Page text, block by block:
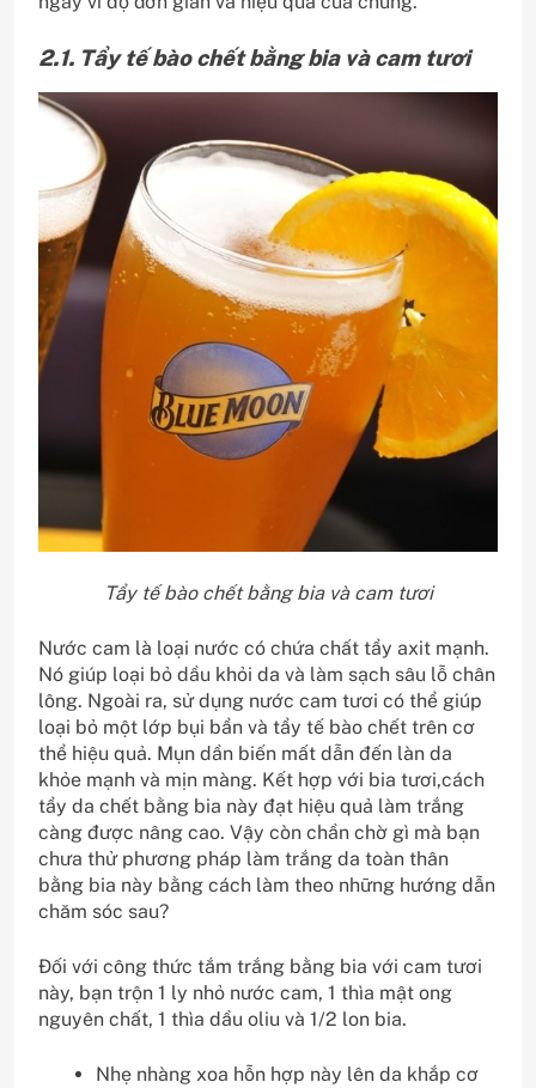
2.1. Tẩy tế bào chết bằng bia và cam tươi
Tẩy tế bào chết bằng bia và cam tươi
Nước cam là loại nước có chứa chất tẩy axit mạnh.
Nó giúp loại bỏ dầu khỏi da và làm sạch sâu lỗ chân
lông. Ngoài ra, sử dụng nước cam tươi có thể giúp
loại bỏ một lớp bụi bẩn và tẩy tế bào chết trên cơ
thể hiệu quả. Mụn dần biến mất dẫn đến làn da
khỏe mạnh và mịn màng. Kết hợp với bia tươi,cách
tẩy da chết bằng bia này đạt hiệu quả làm trắng
càng được nâng cao. Vậy còn chần chờ gì mà bạn
chưa thử phương pháp làm trắng da toàn thân
bằng bia này bằng cách làm theo những hướng dẫn
chăm sóc sau?
Đối với công thức tắm trắng bằng bia với cam tươi
này, bạn trộn 1 ly nhỏ nước cam, 1 thìa mật ong
nguyên chất, 1 thìa dầu oliu và 1/2 lon bia.
Nhẹ nhàng xoa hỗn hợp này lên da khắp cơ